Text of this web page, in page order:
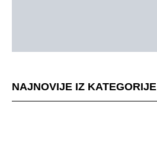
NAJNOVIJE IZ KATEGORIJE